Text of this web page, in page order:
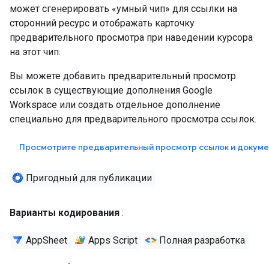
может сгенерировать «умный чип» для ссылки на
сторонний ресурс и отображать карточку
предварительного просмотра при наведении курсора
на этот чип.
Вы можете добавить предварительный просмотр
ссылок в существующие дополнения Google
Workspace или создать отдельное дополнение
специально для предварительного просмотра ссылок.
Просмотрите предварительный просмотр ссылок и
Пригодный для публикации
Варианты кодирования :
AppSheet Apps Script Полная разработка